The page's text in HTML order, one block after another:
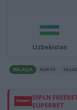
Uzbekistan
RELACJA KURSY
55PLN
SUPERBET